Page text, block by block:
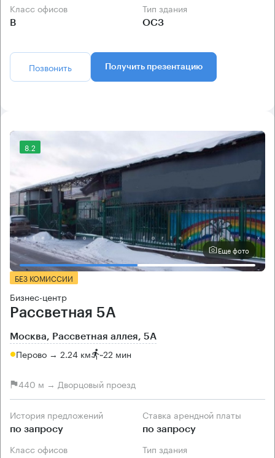
Класс офисов
B
Тип здания
ОСЗ
Позвонить Получить презентацию
8.2
Еще фото
БЕЗ КОМИССИИ
Бизнес-центр
Рассветная 5А
Москва, Рассветная аллея, 5А
Перово → 2.24 км ~22 мин
440 м → Дворцовый проезд
История предложений
по запросу
Ставка арендной платы
по запросу
Класс офисов Тип здания